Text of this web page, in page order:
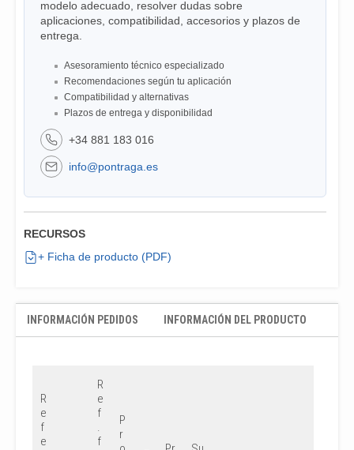
modelo adecuado, resolver dudas sobre
aplicaciones, compatibilidad, accesorios y plazos de
entrega.
Asesoramiento técnico especializado
Recomendaciones según tu aplicación
Compatibilidad y alternativas
Plazos de entrega y disponibilidad
+34 881 183 016
info@pontraga.es
RECURSOS
+ Ficha de producto (PDF)
INFORMACIÓN PEDIDOS INFORMACIÓN DEL PRODUCTO
R
e
f
e
R
e
f
.
f
P
r